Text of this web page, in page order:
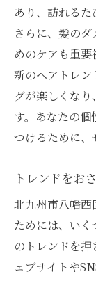
あり、訪れるた
さらに、髪の
めのケアも重
新のヘアトレ
グが楽しくな
す。あなたの
つけるために、
トレンドをお
北九州市八幡西
ためには、い
のトレンドを
ェブサイトや